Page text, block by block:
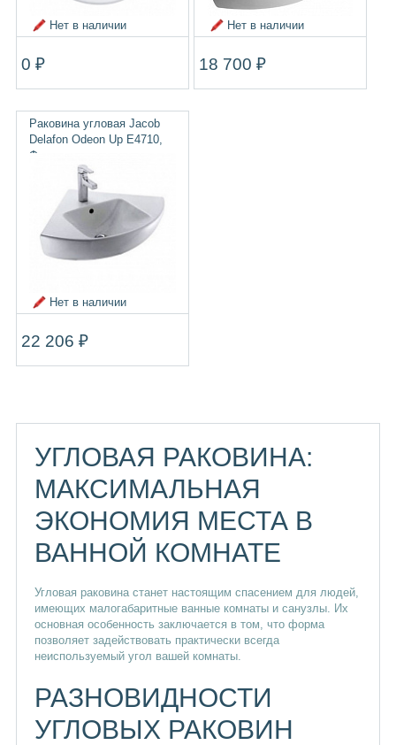
Нет в наличии
0 ₽
Нет в наличии
18 700 ₽
Раковина угловая Jacob
Delafon Odeon Up E4710,
Франция
Нет в наличии
22 206 ₽
УГЛОВАЯ РАКОВИНА:
МАКСИМАЛЬНАЯ
ЭКОНОМИЯ МЕСТА В
ВАННОЙ КОМНАТЕ
Угловая раковина станет настоящим спасением для людей,
имеющих малогабаритные ванные комнаты и санузлы. Их
основная особенность заключается в том, что форма
позволяет задействовать практически всегда
неиспользуемый угол вашей комнаты.
РАЗНОВИДНОСТИ
УГЛОВЫХ РАКОВИН